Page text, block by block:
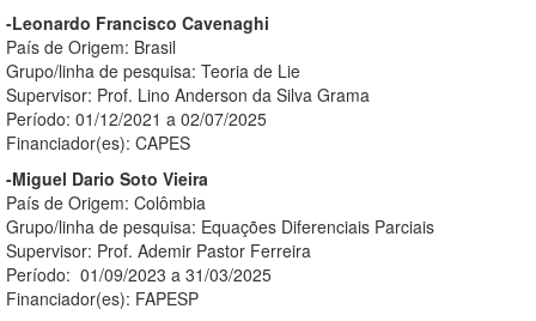
-Leonardo Francisco Cavenaghi
País de Origem: Brasil
Grupo/linha de pesquisa: Teoria de Lie
Supervisor: Prof. Lino Anderson da Silva Grama
Período: 01/12/2021 a 02/07/2025
Financiador(es): CAPES
-Miguel Dario Soto Vieira
País de Origem: Colômbia
Grupo/linha de pesquisa: Equações Diferenciais Parciais
Supervisor: Prof. Ademir Pastor Ferreira
Período: 01/09/2023 a 31/03/2025
Financiador(es): FAPESP